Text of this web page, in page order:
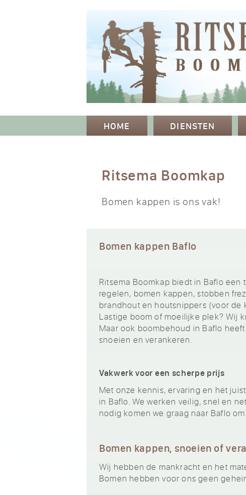
HOME DIENSTEN
Ritsema Boomkap
Bomen kappen is ons vak!
Bomen kappen Baflo
Ritsema Boomkap biedt in Baflo
regelen, bomen kappen, stobben
brandhout en houtsnippers (voor de
Lastige boom of moeilijke plek? Wij
Maar ook boombehoud in Baflo
snoeien en verankeren.
Vakwerk voor een scherpe prijs
Met onze kennis, ervaring en het
in Baflo. We werken veilig, snel en
nodig komen we graag naar Baflo
Bomen kappen, snoeien of
Wij hebben de mankracht en het
Bomen hebben voor ons geen